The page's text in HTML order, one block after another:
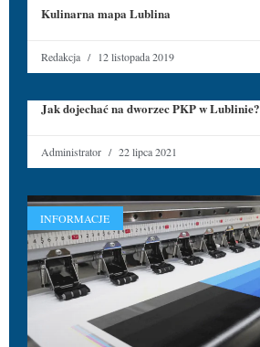
Kulinarna mapa Lublina
Redakcja 12 listopada 2019
Jak dojechać na dworzec PKP w Lublinie?
Administrator 22 lipca 2021
INFORMACJE